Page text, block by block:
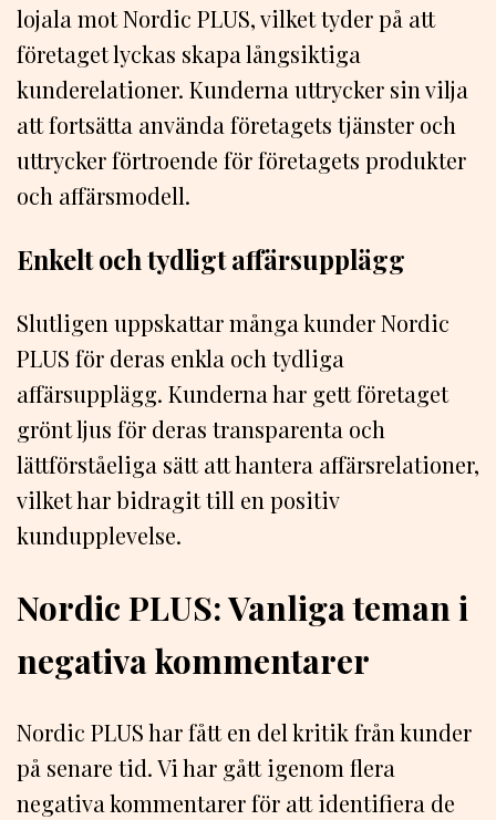
lojala mot Nordic PLUS, vilket tyder på att
företaget lyckas skapa långsiktiga
kunderelationer. Kunderna uttrycker sin vilja
att fortsätta använda företagets tjänster och
uttrycker förtroende för företagets produkter
och affärsmodell.
Enkelt och tydligt affärsupplägg
Slutligen uppskattar många kunder Nordic
PLUS för deras enkla och tydliga
affärsupplägg. Kunderna har gett företaget
grönt ljus för deras transparenta och
lättförståeliga sätt att hantera affärsrelationer,
vilket har bidragit till en positiv
kundupplevelse.
Nordic PLUS: Vanliga teman i
negativa kommentarer
Nordic PLUS har fått en del kritik från kunder
på senare tid. Vi har gått igenom flera
negativa kommentarer för att identifiera de